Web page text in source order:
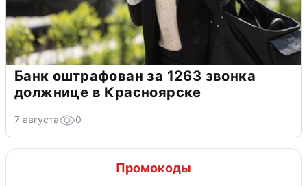
Банк оштрафован за 1263 звонка
должнице в Красноярске
7 августа 0
Промокоды